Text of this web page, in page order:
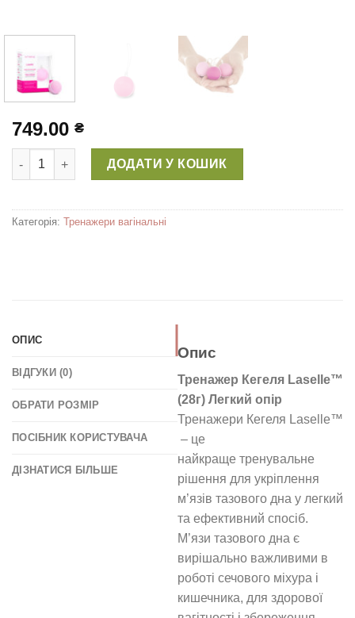
749.00 ₴
Тренажер Кегеля Laselle™ (28г) Легкий опір кількість
ДОДАТИ У КОШИК
Категорія: Тренажери вагінальні
ОПИС
ВІДГУКИ (0)
ОБРАТИ РОЗМІР
ПОСІБНИК КОРИСТУВАЧА
ДІЗНАТИСЯ БІЛЬШЕ
Опис
Тренажер Кегеля Laselle™
(28г) Легкий опір
Тренажери Кегеля Laselle™
– це
найкраще тренувальне
рішення для укріплення
м’язів тазового дна у легкий
та ефективний спосіб.
М’язи тазового дна є
вирішально важливими в
роботі сечового міхура і
кишечника, для здорової